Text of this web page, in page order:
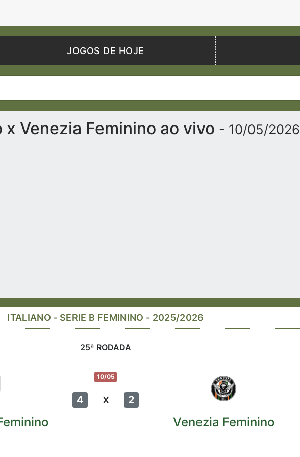
JOGOS DE HOJE
Venezia Feminino ao vivo - 10/05/2026
ITALIANO - SERIE B FEMININO - 2025/2026
25ª RODADA
10/05
4 x 2
Venezia Feminino